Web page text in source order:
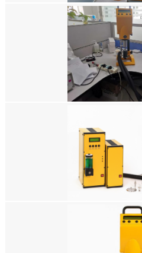
德国RHEOTEST LK2.2毛细管粘度计
2021年10月30日
龚辉明17717911709（微信同号）
德国RHEOTEST LK2.2毛细管粘度计在
龚辉明17717911709（微信同号）